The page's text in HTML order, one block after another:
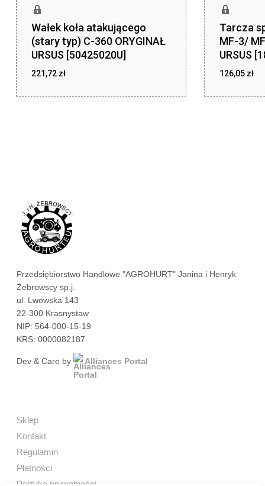
Wałek koła atakującego
(stary typ) C-360 ORYGINAŁ
URSUS [50425020U]
221,72 zł
Tarcza
MF-3/
URSUS
126,05 zł
Przedsiębiorstwo Handlowe "AGROHURT" Janina i Henryk
Żebrowscy sp.j.
ul. Lwowska 143
22-300 Krasnystaw
NIP: 564-000-15-19
KRS: 0000082187
Dev & Care by Alliances Portal
Sklep
Kontakt
Regulamin
Płatności